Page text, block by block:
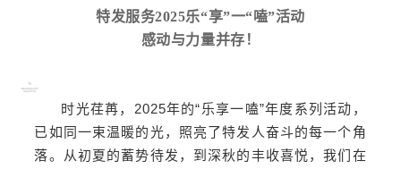
特发服务2025乐“享”一“嗑”活动
感动与力量并存！
时光荏苒，2025年的“乐享一嗑”年度系列活动，
已如同一束温暖的光，照亮了特发人奋斗的每一个角
落。从初夏的蓄势待发，到深秋的丰收喜悦，我们在